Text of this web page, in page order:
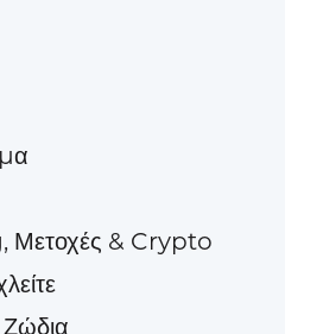
Μετοχές & Crypto